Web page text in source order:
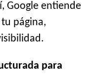
Google entiende
página,
para